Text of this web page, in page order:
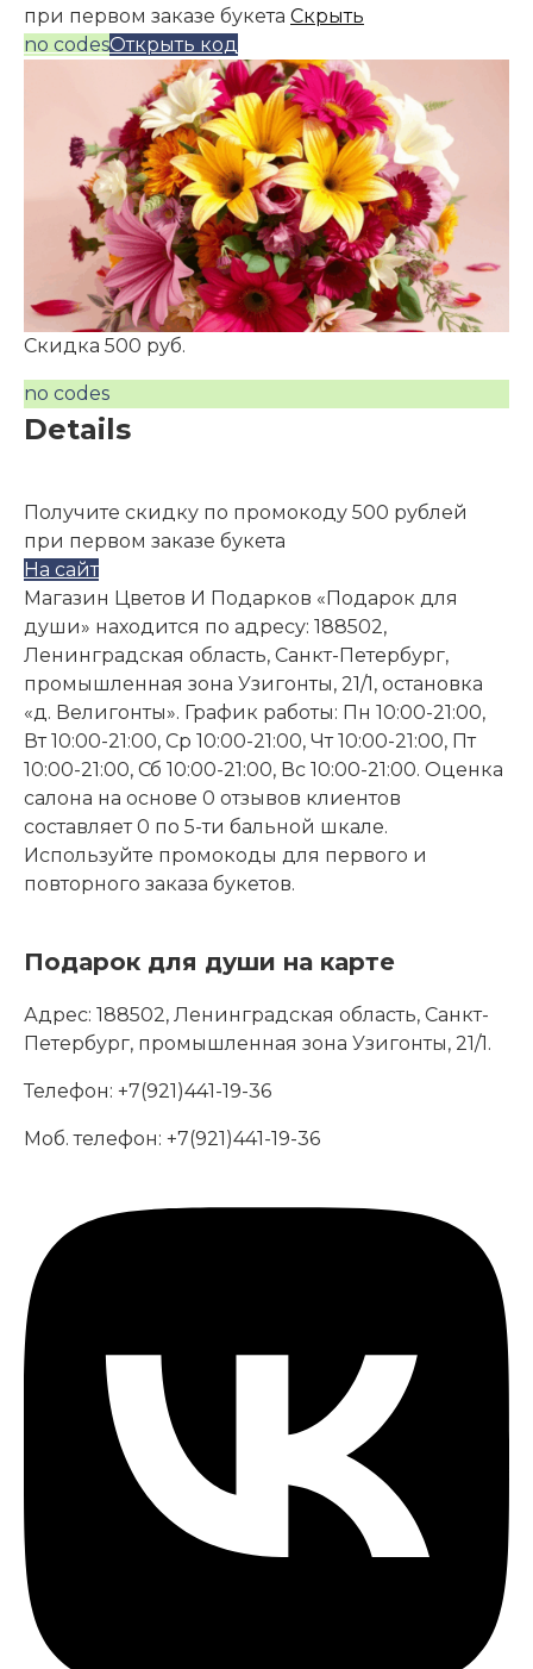
при первом заказе букета Скрыть
no codesОткрыть код
Скидка 500 руб.
no codes
Details
Получите скидку по промокоду 500 рублей
при первом заказе букета
На сайт
Магазин Цветов И Подарков «Подарок для
души» находится по адресу: 188502,
Ленинградская область, Санкт-Петербург,
промышленная зона Узигонты, 21/1, остановка
«д. Велигонты». График работы: Пн 10:00-21:00,
Вт 10:00-21:00, Ср 10:00-21:00, Чт 10:00-21:00, Пт
10:00-21:00, Сб 10:00-21:00, Вс 10:00-21:00. Оценка
салона на основе 0 отзывов клиентов
составляет 0 по 5-ти бальной шкале.
Используйте промокоды для первого и
повторного заказа букетов.
Подарок для души на карте
Адрес: 188502, Ленинградская область, Санкт-
Петербург, промышленная зона Узигонты, 21/1.
Телефон: +7(921)441-19-36
Моб. телефон: +7(921)441-19-36